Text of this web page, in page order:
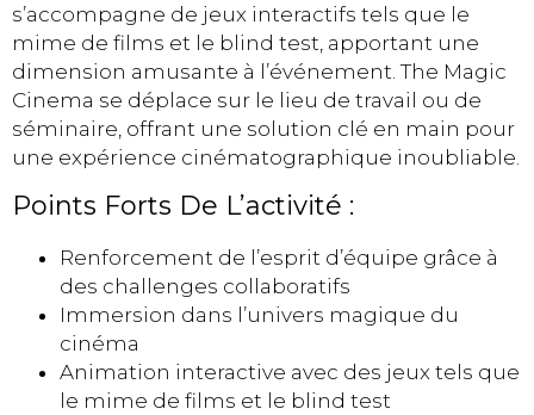
s’accompagne de jeux interactifs tels que le
mime de films et le blind test, apportant une
dimension amusante à l’événement. The Magic
Cinema se déplace sur le lieu de travail ou de
séminaire, offrant une solution clé en main pour
une expérience cinématographique inoubliable.
Points Forts De L’activité :
Renforcement de l’esprit d’équipe grâce à
des challenges collaboratifs
Immersion dans l’univers magique du
cinéma
Animation interactive avec des jeux tels que
le mime de films et le blind test